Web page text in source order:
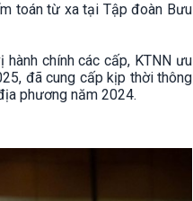
toán từ xa tại Tập đoàn Bưu
chính các cấp, KTNN ưu
đã cung cấp kịp thời thông
phương năm 2024.